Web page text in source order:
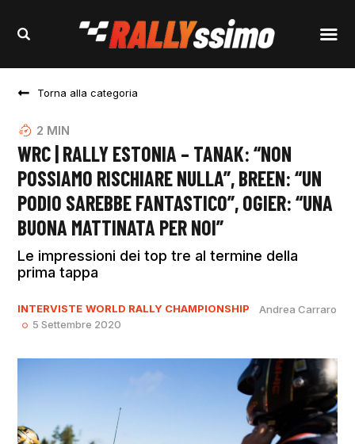
Torna alla categoria
2 MIN
WRC | RALLY ESTONIA – TANAK: “NON
POSSIAMO RISCHIARE NULLA”, BREEN: “UN
PODIO SAREBBE FANTASTICO”, OGIER: “UNA
BUONA MATTINATA PER NOI”
Le impressioni dei top tre al termine della
prima tappa
INTERVISTE WORLD RALLY CHAMPIONSHIP
Andrea Carraro
5 Settembre 2020